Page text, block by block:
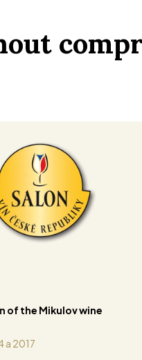
of the Mikulov wine
a 2017